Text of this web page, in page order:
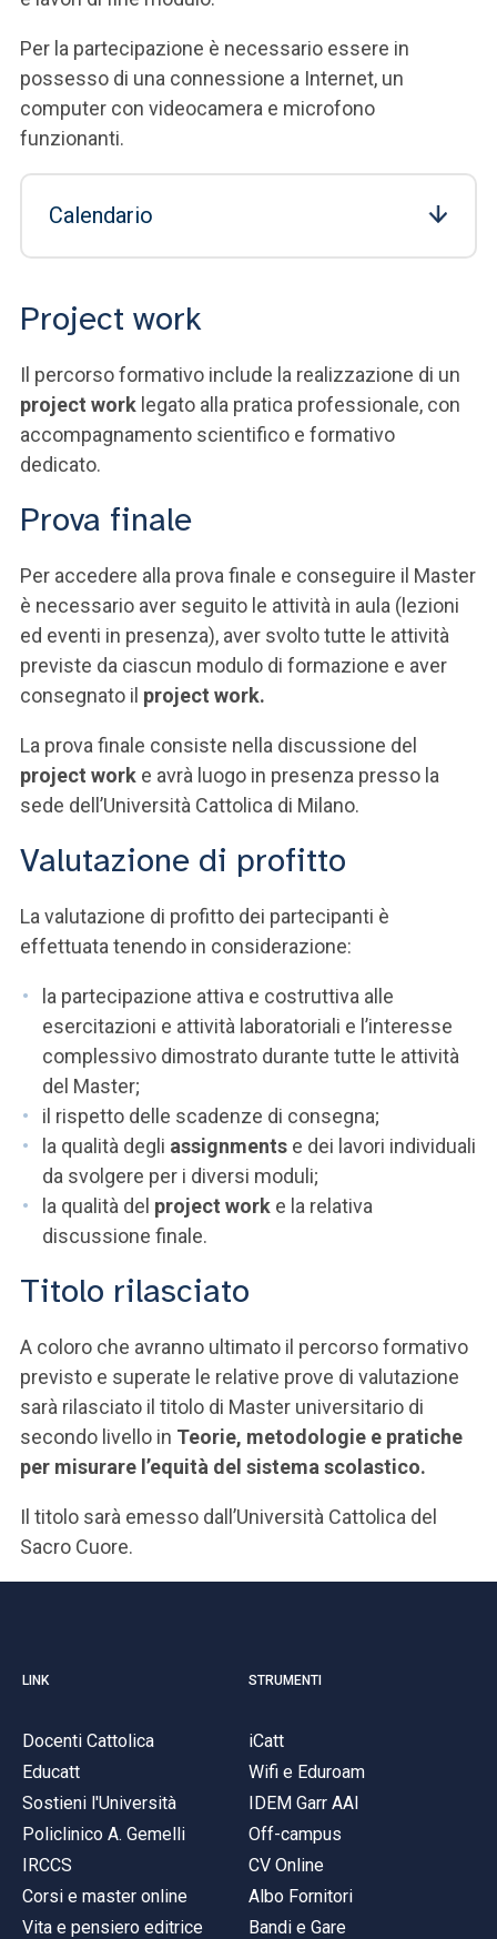
Per la partecipazione è necessario essere in
possesso di una connessione a Internet, un
computer con videocamera e microfono
funzionanti.
Calendario
Project work
Il percorso formativo include la realizzazione di un
project work legato alla pratica professionale, con
accompagnamento scientifico e formativo
dedicato.
Prova finale
Per accedere alla prova finale e conseguire il Master
è necessario aver seguito le attività in aula (lezioni
ed eventi in presenza), aver svolto tutte le attività
previste da ciascun modulo di formazione e aver
consegnato il project work.
La prova finale consiste nella discussione del
project work e avrà luogo in presenza presso la
sede dell’Università Cattolica di Milano.
Valutazione di profitto
La valutazione di profitto dei partecipanti è
effettuata tenendo in considerazione:
la partecipazione attiva e costruttiva alle
esercitazioni e attività laboratoriali e l’interesse
complessivo dimostrato durante tutte le attività
del Master;
il rispetto delle scadenze di consegna;
la qualità degli assignments e dei lavori individuali
da svolgere per i diversi moduli;
la qualità del project work e la relativa
discussione finale.
Titolo rilasciato
A coloro che avranno ultimato il percorso formativo
previsto e superate le relative prove di valutazione
sarà rilasciato il titolo di Master universitario di
secondo livello in Teorie, metodologie e pratiche
per misurare l’equità del sistema scolastico.
Il titolo sarà emesso dall’Università Cattolica del
Sacro Cuore.
LINK
Docenti Cattolica
Educatt
Sostieni l'Università
Policlinico A. Gemelli
IRCCS
Corsi e master online
Vita e pensiero editrice
STRUMENTI
iCatt
Wifi e Eduroam
IDEM Garr AAI
Off-campus
CV Online
Albo Fornitori
Bandi e Gare